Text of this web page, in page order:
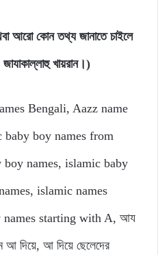
আরো কোন তথ্য জানাতে চাইলে
খায়রান।)
Bengali, Aazz name
boy names from
names, islamic baby
islamic names
starting with A, আয
আ দিয়ে, আ দিয়ে ছেলেদের